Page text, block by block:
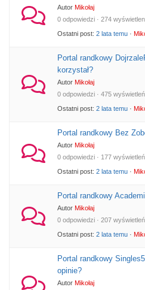
Autor Mikołaj
0 odpowiedzi · 274
Ostatni post: 2 lata temu ·
Portal randkowy
korzystał?
Autor Mikołaj
0 odpowiedzi · 475 wyświetleń
Ostatni post: 2 lata temu ·
Portal randkowy Bez
Autor Mikołaj
0 odpowiedzi · 177 wyświetleń
Ostatni post: 2 lata temu ·
Portal randkowy
Autor Mikołaj
0 odpowiedzi · 207 wyświetleń
Ostatni post: 2 lata temu ·
Portal randkowy
opinie?
Autor Mikołaj